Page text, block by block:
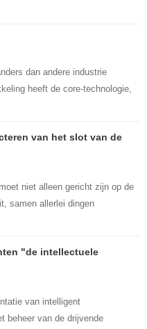
dan andere industrie
heeft de core-technologie,
van het slot van de
niet alleen gericht zijn op de
samen allerlei dingen
"de intellectuele
van intelligent
beheer van de drijvende